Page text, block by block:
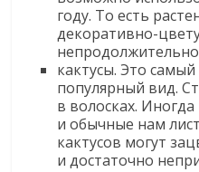
году. То есть
декоративно-
кактусы. Это
популярный вид.
в волосках. Иногда
и обычные нам
кактусов могут
и достаточно